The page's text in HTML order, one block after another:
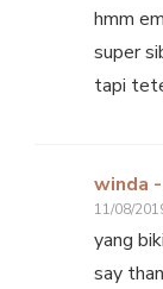
hmm
super
tapi
winda
11/08/
yang
say